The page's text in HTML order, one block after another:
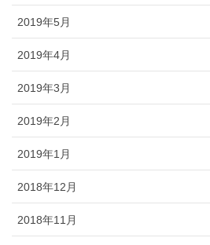
2019年5月
2019年4月
2019年3月
2019年2月
2019年1月
2018年12月
2018年11月